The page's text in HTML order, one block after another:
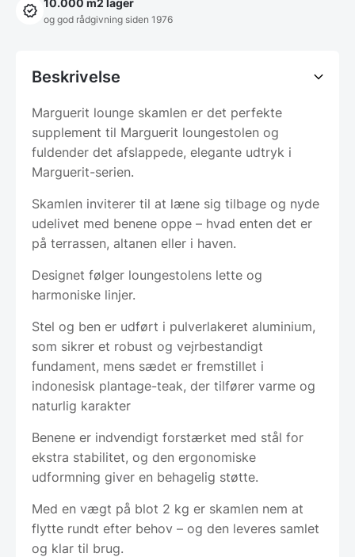
10.000 m2 lager
og god rådgivning siden 1976
Beskrivelse
Marguerit lounge skamlen er det perfekte
supplement til Marguerit loungestolen og
fuldender det afslappede, elegante udtryk i
Marguerit-serien.
Skamlen inviterer til at læne sig tilbage og nyde
udelivet med benene oppe – hvad enten det er
på terrassen, altanen eller i haven.
Designet følger loungestolens lette og
harmoniske linjer.
Stel og ben er udført i pulverlakeret aluminium,
som sikrer et robust og vejrbestandigt
fundament, mens sædet er fremstillet i
indonesisk plantage-teak, der tilfører varme og
naturlig karakter
Benene er indvendigt forstærket med stål for
ekstra stabilitet, og den ergonomiske
udformning giver en behagelig støtte.
Med en vægt på blot 2 kg er skamlen nem at
flytte rundt efter behov – og den leveres samlet
og klar til brug.